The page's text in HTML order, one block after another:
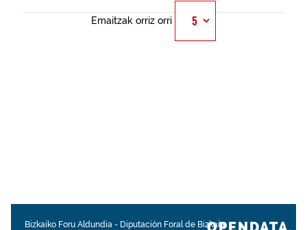
Emaitzak orriz orri
Bizkaiko Foru Aldundia - Diputación Foral de Bizkaia